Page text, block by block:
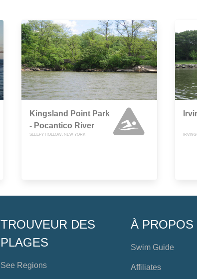
Kingsland Point Park
- Pocantico River
SLEEPY HOLLOW, NEW YORK
TROUVEUR DES
PLAGES
See Regions
À PROPOS
Swim Guide
Affiliates